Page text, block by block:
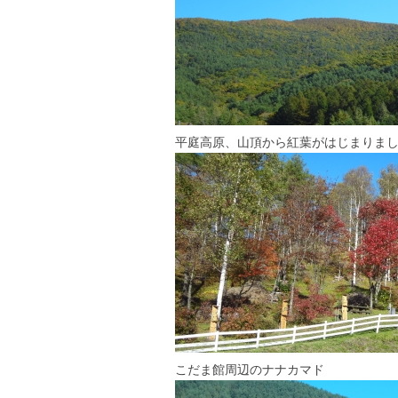
平庭高原、山頂から紅葉がはじまりま
こだま館周辺のナナカマド